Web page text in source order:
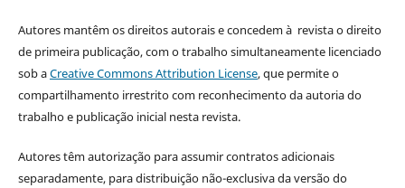
Autores mantêm os direitos autorais e concedem à revista o direito
de primeira publicação, com o trabalho simultaneamente licenciado
sob aCreative Commons Attribution License, que permite o
compartilhamento irrestrito com reconhecimento da autoria do
trabalho e publicação inicial nesta revista.
Autores têm autorização para assumir contratos adicionais
separadamente, para distribuição não-exclusiva da versão do